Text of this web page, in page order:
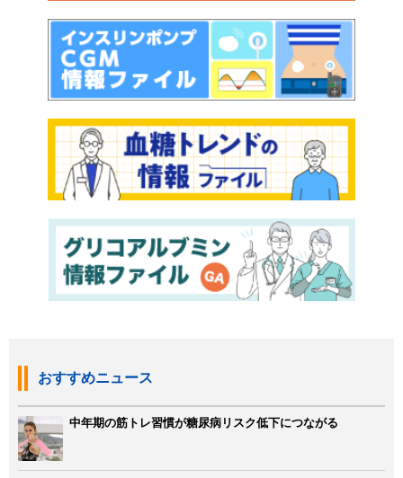
おすすめニュース
中年期の筋トレ習慣が糖尿病リスク低下につながる